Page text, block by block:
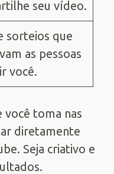
seu vídeo.
sorteios que
as pessoas
você.
você toma nas
diretamente
Seja criativo e